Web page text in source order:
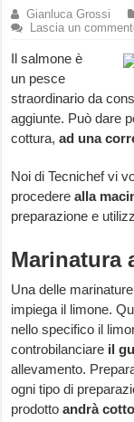
Gianluca Grossi
Lascia un
Il salmone è
un pesce
straordinario da
aggiunte. Può dare
cottura,ad una
Noi di Tecnichef vi
procederealla
preparazione e
Marinatura
Una delle
impiega il limone.
nello specifico il
controbilanciare il
allevamento.
ogni tipo di
prodottoandrà